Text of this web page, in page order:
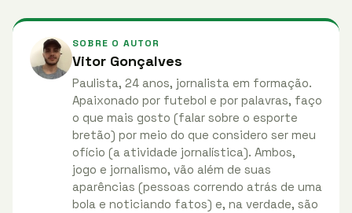
SOBRE O AUTOR
Vitor Gonçalves
Paulista, 24 anos, jornalista em formação.
Apaixonado por futebol e por palavras, faço
o que mais gosto (falar sobre o esporte
bretão) por meio do que considero ser meu
ofício (a atividade jornalística). Ambos,
jogo e jornalismo, vão além de suas
aparências (pessoas correndo atrás de uma
bola e noticiando fatos) e, na verdade, são